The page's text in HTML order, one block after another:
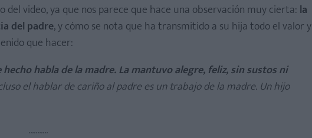
video, ya que nos parece que hace una observación muy cierta:la
del padre, y cómo se nota que ha transmitido a su hija todo el valor y
que hacer:
hecho habla de la madre. La mantuvo alegre, feliz, sin sustos ni
el hablar de cariño al padre es un trabajo de la madre. Un hijo
...........